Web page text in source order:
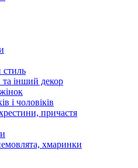
стиль
інший декор
і чоловіків
причастя
хмаринки